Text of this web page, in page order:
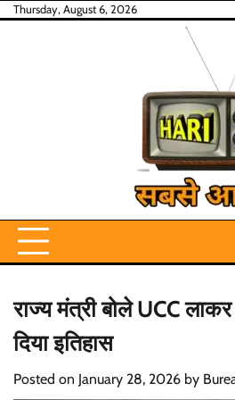
SkipThursday, August 6, 2026
राज्य मंत्री बोले UCC
दिया इतिहास
Posted on January 28, 2026 by